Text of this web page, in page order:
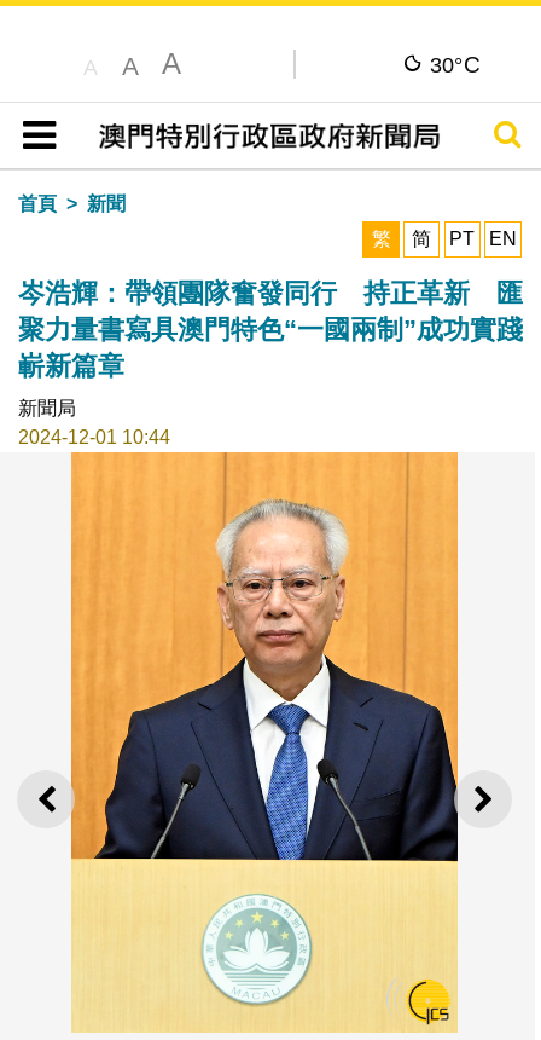
A A A 30°C
目錄
搜尋
首頁
新聞
繁
简 PT EN
岑浩輝：帶領團隊奮發同行 持正革新 匯
聚力量書寫具澳門特色“一國兩制”成功實踐
嶄新篇章
新聞局
2024-12-01 10:44
上一則 下一